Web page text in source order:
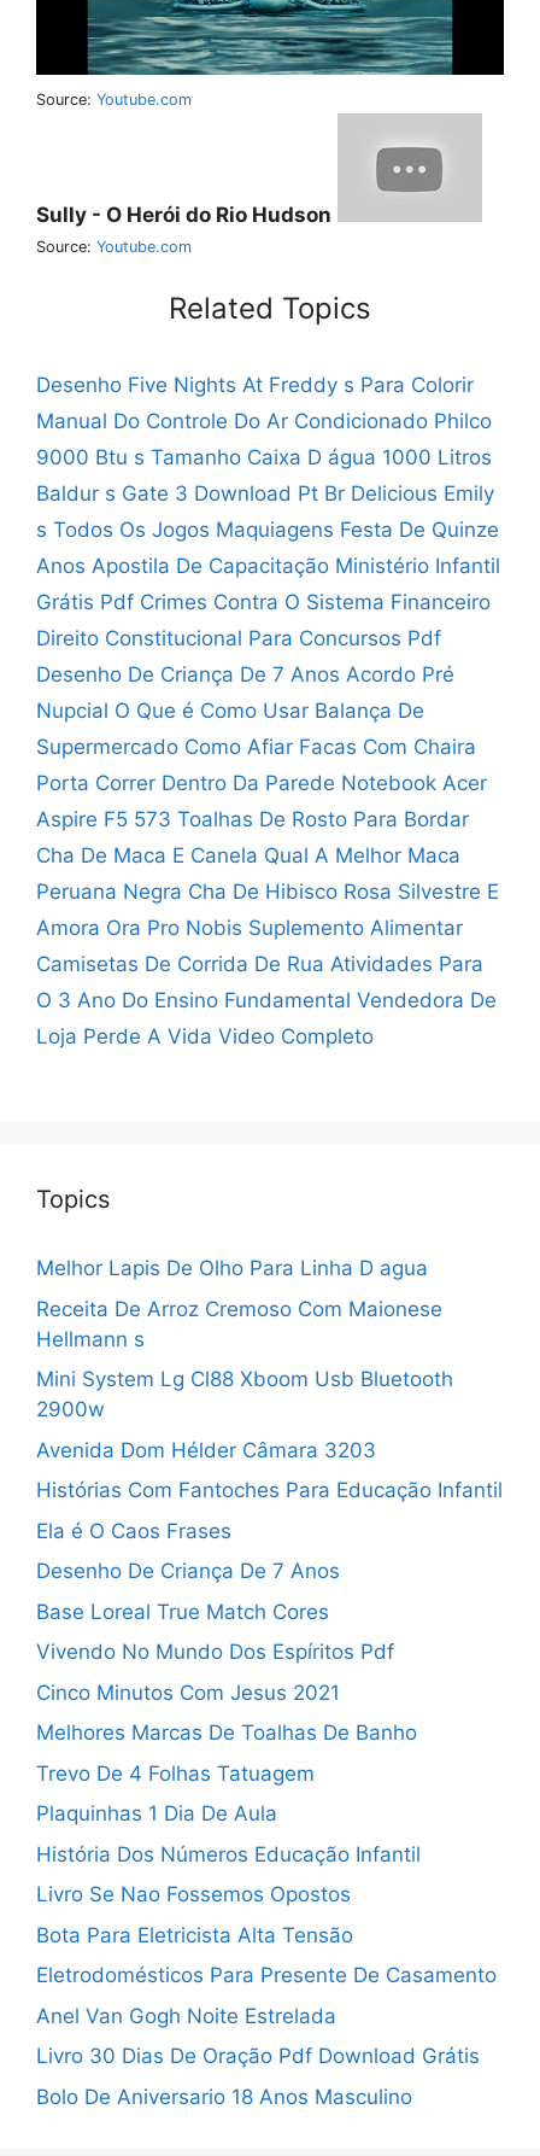
Source: Youtube.com
Sully - O Herói do Rio Hudson
Source: Youtube.com
Related Topics
Desenho Five Nights At Freddy s Para Colorir
Manual Do Controle Do Ar Condicionado Philco
9000 Btu s Tamanho Caixa D água 1000 Litros
Baldur s Gate 3 Download Pt Br Delicious Emily
s Todos Os Jogos Maquiagens Festa De Quinze
Anos Apostila De Capacitação Ministério Infantil
Grátis Pdf Crimes Contra O Sistema Financeiro
Direito Constitucional Para Concursos Pdf
Desenho De Criança De 7 Anos Acordo Pré
Nupcial O Que é Como Usar Balança De
Supermercado Como Afiar Facas Com Chaira
Porta Correr Dentro Da Parede Notebook Acer
Aspire F5 573 Toalhas De Rosto Para Bordar
Cha De Maca E Canela Qual A Melhor Maca
Peruana Negra Cha De Hibisco Rosa Silvestre E
Amora Ora Pro Nobis Suplemento Alimentar
Camisetas De Corrida De Rua Atividades Para
O 3 Ano Do Ensino Fundamental Vendedora De
Loja Perde A Vida Video Completo
Topics
Melhor Lapis De Olho Para Linha D agua
Receita De Arroz Cremoso Com Maionese
Hellmann s
Mini System Lg Cl88 Xboom Usb Bluetooth
2900w
Avenida Dom Hélder Câmara 3203
Histórias Com Fantoches Para Educação Infantil
Ela é O Caos Frases
Desenho De Criança De 7 Anos
Base Loreal True Match Cores
Vivendo No Mundo Dos Espíritos Pdf
Cinco Minutos Com Jesus 2021
Melhores Marcas De Toalhas De Banho
Trevo De 4 Folhas Tatuagem
Plaquinhas 1 Dia De Aula
História Dos Números Educação Infantil
Livro Se Nao Fossemos Opostos
Bota Para Eletricista Alta Tensão
Eletrodomésticos Para Presente De Casamento
Anel Van Gogh Noite Estrelada
Livro 30 Dias De Oração Pdf Download Grátis
Bolo De Aniversario 18 Anos Masculino